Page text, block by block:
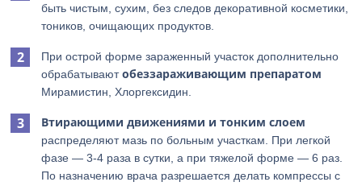
быть чистым, сухим, без следов декоративной косметики,
тоников, очищающих продуктов.
При острой форме зараженный участок дополнительно
обрабатываютобеззараживающим препаратом
Мирамистин, Хлоргексидин.
Втирающими движениями и тонким слоем
распределяют мазь по больным участкам. При легкой
фазе — 3-4 раза в сутки, а при тяжелой форме — 6 раз.
По назначению врача разрешается делать компрессы с